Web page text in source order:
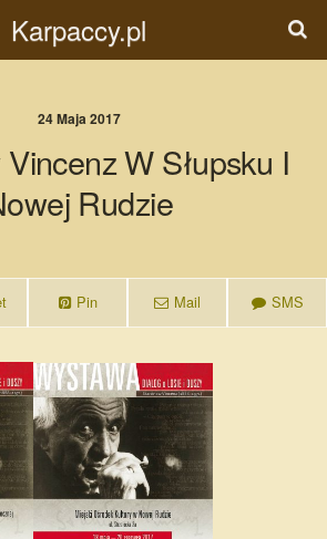
Karpaccy.pl
24 Maja 2017
Vincenz W Słupsku I
Rudzie
Pin Mail SMS